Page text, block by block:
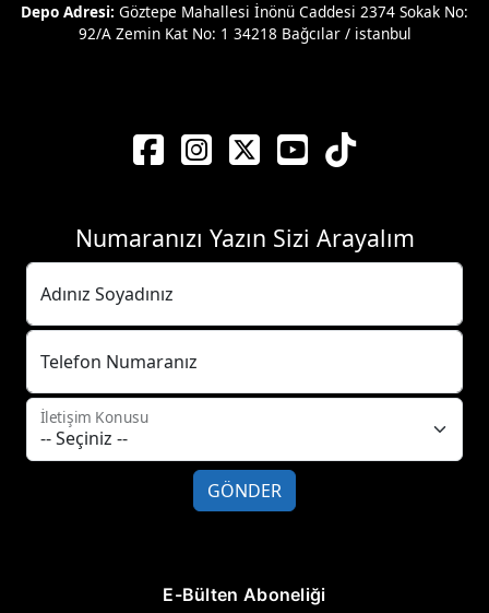
Depo Adresi: Göztepe Mahallesi İnönü Caddesi 2374 Sokak No:
92/A Zemin Kat No: 1 34218 Bağcılar / istanbul
Numaranızı Yazın Sizi Arayalım
Adınız Soyadınız
Telefon Numaranız
İletişim Konusu
GÖNDER
E-Bülten Aboneliği